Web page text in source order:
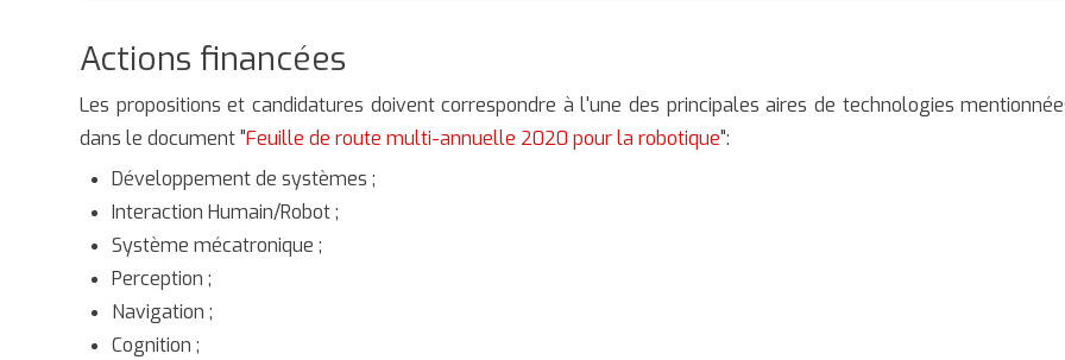
Actions financées
Les propositions et candidatures doivent correspondre à l'une des principales aires de technologies
dans le document "Feuille de route multi-annuelle 2020 pour la robotique":
Développement de systèmes ;
Interaction Humain/Robot ;
Système mécatronique ;
Perception ;
Navigation ;
Cognition ;